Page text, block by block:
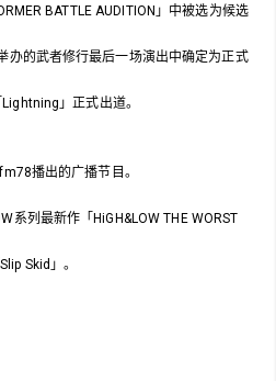
BATTLE AUDITION」中被选为候选
办的武者修行最后一场演出中确定为正式
」正式出道。
播出的广播节目。
系列最新作「HiGH&LOW THE WORST
Skid」。